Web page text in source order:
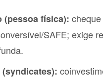
(pessoa física):
SAFE; exige